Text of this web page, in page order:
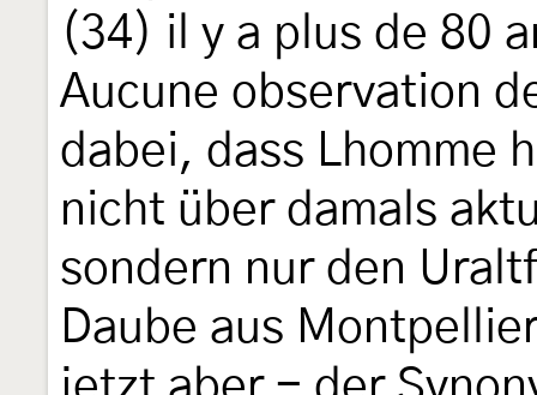
(34) il y a plus de 80
Aucune observation
dabei, dass Lhomme
nicht über damals
sondern nur den
Daube aus